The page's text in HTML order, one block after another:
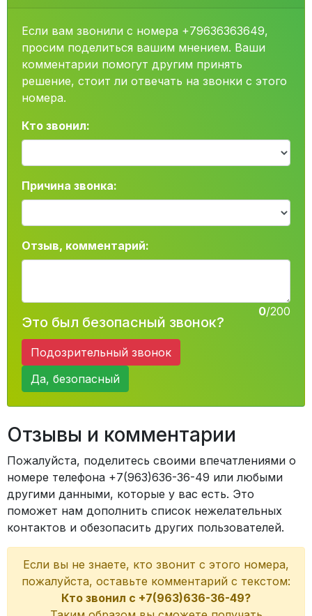
Если вам звонили с номера +79636363649,
просим поделиться вашим мнением. Ваши
комментарии помогут другим принять
решение, стоит ли отвечать на звонки с этого
номера.
Кто звонил:
Причина звонка:
Отзыв, комментарий:
0/200
Это был безопасный звонок?
Подозрительный звонок
Да, безопасный
Отзывы и комментарии
Пожалуйста, поделитесь своими впечатлениями о
номере телефона +7(963)636-36-49 или любыми
другими данными, которые у вас есть. Это
поможет нам дополнить список нежелательных
контактов и обезопасить других пользователей.
Если вы не знаете, кто звонит с этого номера,
пожалуйста, оставьте комментарий с текстом:
Кто звонил с +7(963)636-36-49?